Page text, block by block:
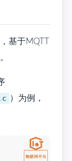
基于MQTT
）为例，